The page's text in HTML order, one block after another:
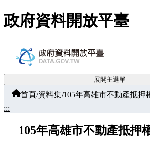
跳至主要內容
政府資料開放平臺
展開主選單
首頁/資料集/105年高雄市不動產抵押
:::
105年高雄市不動產抵押